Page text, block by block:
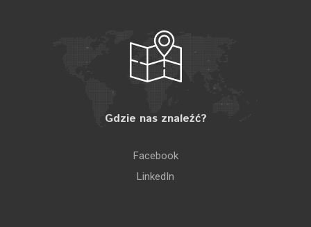
Gdzie nas znaleźć?
Facebook
LinkedIn